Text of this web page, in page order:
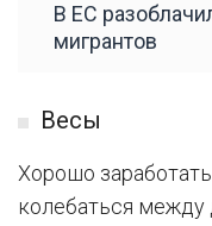
В ЕС
мигрантов
Весы
Хорошо
колебаться